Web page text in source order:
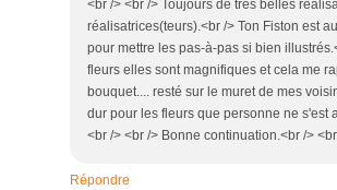
<br /> <br /> Toujours de très belles
réalisatrices(teurs).<br /> Ton Fiston est
pour mettre les pas-à-pas si bien
fleurs elles sont magnifiques et cela me
bouquet.... resté sur le muret de mes
dur pour les fleurs que personne ne s'est
<br /> <br /> Bonne continuation.<br />
Répondre